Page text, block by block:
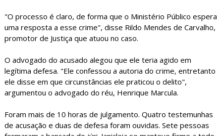
"O processo é claro, de forma que o Ministério Público espera
uma resposta a esse crime", disse Rildo Mendes de Carvalho,
promotor de Justiça que atuou no caso.
O advogado do acusado alegou que ele teria agido em
legítima defesa. "Ele confessou a autoria do crime, entretanto
ele disse em que circunstâncias ele praticou o delito",
argumentou o advogado do réu, Henrique Marcula.
Foram mais de 10 horas de julgamento. Quatro testemunhas
de acusação e duas de defesa foram ouvidas. Sete pessoas